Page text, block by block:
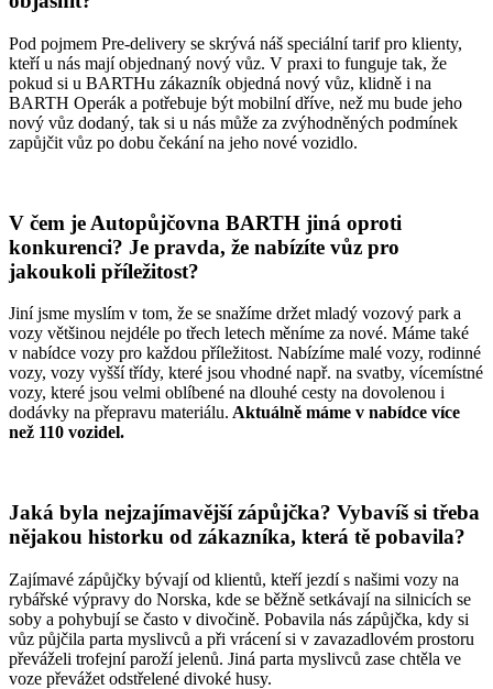
Pod pojmem Pre-delivery se skrývá náš speciální tarif pro klienty,
kteří u nás mají objednaný nový vůz. V praxi to funguje tak, že
pokud si u BARTHu zákazník objedná nový vůz, klidně i na
BARTH Operák a potřebuje být mobilní dříve, než mu bude jeho
nový vůz dodaný, tak si u nás může za zvýhodněných podmínek
zapůjčit vůz po dobu čekání na jeho nové vozidlo.
V čem je Autopůjčovna BARTH jiná oproti
konkurenci? Je pravda, že nabízíte vůz pro
jakoukoli příležitost?
Jiní jsme myslím v tom, že se snažíme držet mladý vozový park a
vozy většinou nejdéle po třech letech měníme za nové. Máme také
v nabídce vozy pro každou příležitost. Nabízíme malé vozy, rodinné
vozy, vozy vyšší třídy, které jsou vhodné např. na svatby, vícemístné
vozy, které jsou velmi oblíbené na dlouhé cesty na dovolenou i
dodávky na přepravu materiálu. Aktuálně máme v nabídce více
než 110 vozidel.
Jaká byla nejzajímavější zápůjčka? Vybavíš si třeba
nějakou historku od zákazníka, která tě pobavila?
Zajímavé zápůjčky bývají od klientů, kteří jezdí s našimi vozy na
rybářské výpravy do Norska, kde se běžně setkávají na silnicích se
soby a pohybují se často v divočině. Pobavila nás zápůjčka, kdy si
vůz půjčila parta myslivců a při vrácení si v zavazadlovém prostoru
převáželi trofejní paroží jelenů. Jiná parta myslivců zase chtěla ve
voze převážet odstřelené divoké husy.